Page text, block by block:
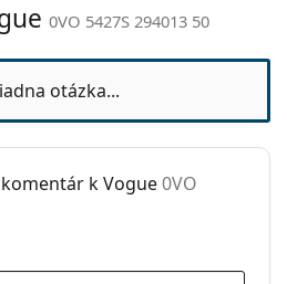
okuliare
5427S 294013 50
0VO 5427S 294013 50
otázka...
k Vogue0VO